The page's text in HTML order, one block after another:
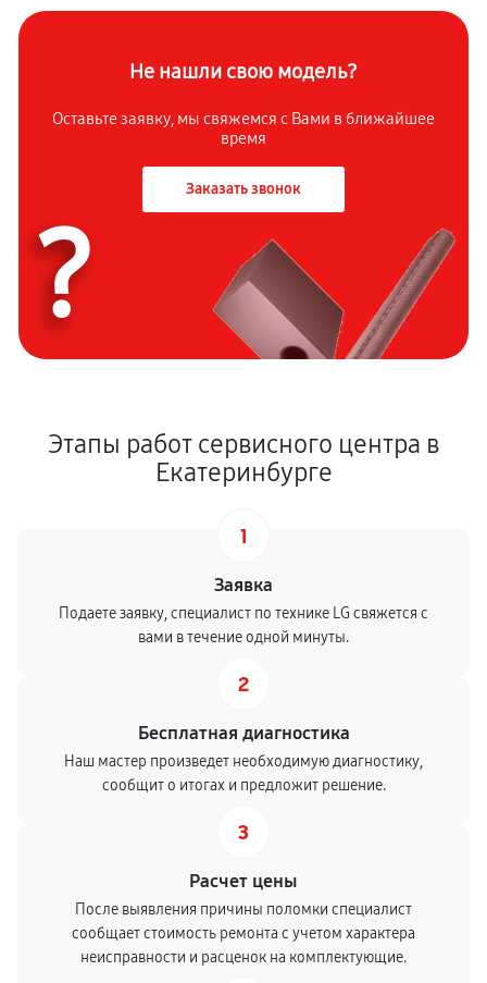
Не нашли свою модель?
Оставьте заявку, мы свяжемся с Вами в ближайшее
время
Заказать звонок
?
Этапы работ сервисного центра в
Екатеринбурге
1
Заявка
Подаете заявку, специалист по технике LG свяжется с
вами в течение одной минуты.
2
Бесплатная диагностика
Наш мастер произведет необходимую диагностику,
сообщит о итогах и предложит решение.
3
Расчет цены
После выявления причины поломки специалист
сообщает стоимость ремонта с учетом характера
неисправности и расценок на комплектующие.